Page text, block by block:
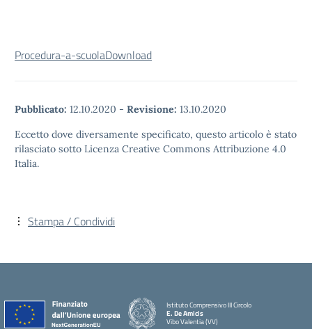
Procedura-a-scuolaDownload
Pubblicato: 12.10.2020 - Revisione: 13.10.2020
Eccetto dove diversamente specificato, questo articolo è stato
rilasciato sotto Licenza Creative Commons Attribuzione 4.0
Italia.
Stampa / Condividi
Istituto Comprensivo III Circolo
E. De Amicis
Vibo Valentia (VV)